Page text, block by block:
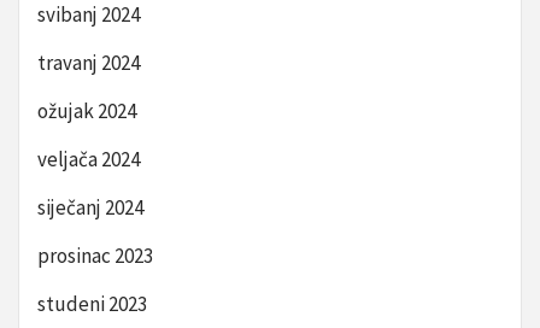
svibanj 2024
travanj 2024
ožujak 2024
veljača 2024
siječanj 2024
prosinac 2023
studeni 2023